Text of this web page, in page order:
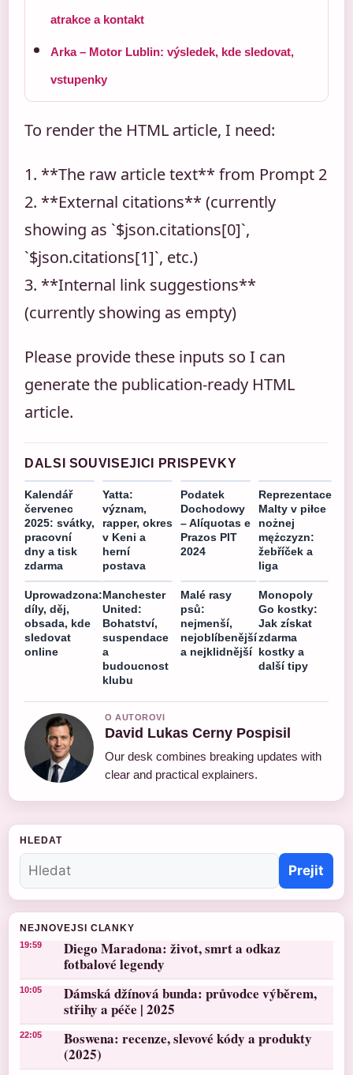
atrakce a kontakt
Arka – Motor Lublin: výsledek, kde sledovat,
vstupenky
To render the HTML article, I need:
1. **The raw article text** from Prompt 2
2. **External citations** (currently
showing as `$json.citations[0]`,
`$json.citations[1]`, etc.)
3. **Internal link suggestions**
(currently showing as empty)
Please provide these inputs so I can
generate the publication-ready HTML
article.
DALSI SOUVISEJICI PRISPEVKY
Kalendář
červenec
2025: svátky,
pracovní
dny a tisk
zdarma
Yatta:
význam,
rapper, okres
v Keni a
herní
postava
Podatek
Dochodowy
– Alíquotas e
Prazos PIT
2024
Reprezentace
Malty v piłce
nożnej
mężczyzn:
žebříček a
liga
Uprowadzona:
díly, děj,
obsada, kde
sledovat
online
Manchester
United:
Bohatství,
suspendace
a
budoucnost
klubu
Malé rasy
psů:
nejmenší,
nejoblíbenější
a nejklidnější
Monopoly
Go kostky:
Jak získat
zdarma
kostky a
další tipy
O AUTOROVI
David Lukas Cerny Pospisil
Our desk combines breaking updates with
clear and practical explainers.
HLEDAT
Prejit
NEJNOVEJSI CLANKY
19:59
Diego Maradona: život, smrt a odkaz
fotbalové legendy
10:05
Dámská džínová bunda: průvodce výběrem,
střihy a péče | 2025
22:05
Boswena: recenze, slevové kódy a produkty
(2025)